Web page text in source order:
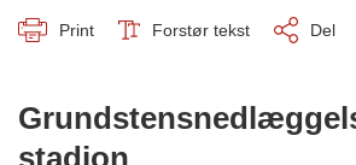
Print Forstør tekst Del
stadion